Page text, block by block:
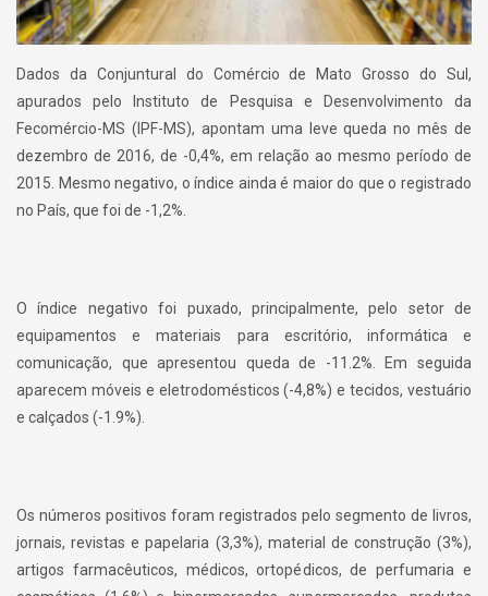
Dados da Conjuntural do Comércio de Mato Grosso do Sul,
apurados pelo Instituto de Pesquisa e Desenvolvimento da
Fecomércio-MS (IPF-MS), apontam uma leve queda no mês de
dezembro de 2016, de -0,4%, em relação ao mesmo período de
2015. Mesmo negativo, o índice ainda é maior do que o registrado
no País, que foi de -1,2%.
O índice negativo foi puxado, principalmente, pelo setor de
equipamentos e materiais para escritório, informática e
comunicação, que apresentou queda de -11.2%. Em seguida
aparecem móveis e eletrodomésticos (-4,8%) e tecidos, vestuário
e calçados (-1.9%).
Os números positivos foram registrados pelo segmento de livros,
jornais, revistas e papelaria (3,3%), material de construção (3%),
artigos farmacêuticos, médicos, ortopédicos, de perfumaria e